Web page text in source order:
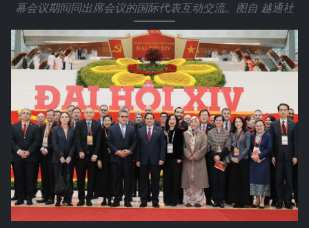
幕会议期间同出席会议的国际代表互动交流。图自 越通社